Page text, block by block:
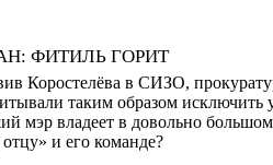
ФИТИЛЬ ГОРИТ
Коростелёва в СИЗО,
таким образом
мэр владеет в довольно
и его команде?